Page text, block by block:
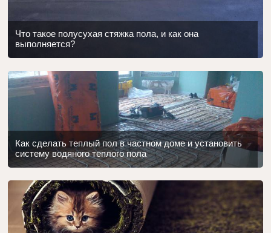
Что такое полусухая стяжка пола, и как она
выполняется?
Как сделать теплый пол в частном доме и установить
систему водяного теплого пола